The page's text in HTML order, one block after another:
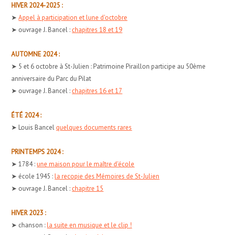
HIVER 2024-2025 :
➤Appel à participation et lune d'octobre
➤ ouvrage J. Bancel : chapitres 18 et 19
AUTOMNE 2024 :
➤ 5 et 6 octobre à St-Julien : Patrimoine Piraillon participe au 50ème
anniversaire du Parc du Pilat
➤ ouvrage J. Bancel : chapitres 16 et 17
ÉTÉ 2024 :
➤ Louis Bancel quelques documents rares
PRINTEMPS 2024 :
➤ 1784 :une maison pour le maître d'école
➤ école 1945 :la recopie des Mémoires de St-Julien
➤ ouvrage J. Bancel : chapitre 15
HIVER 2023 :
➤ chanson :la suite en musique et le clip !